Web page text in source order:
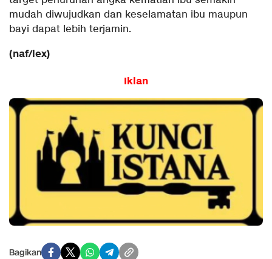
mudah diwujudkan dan keselamatan ibu maupun
bayi dapat lebih terjamin.
(naf/lex)
Iklan
Bagikan